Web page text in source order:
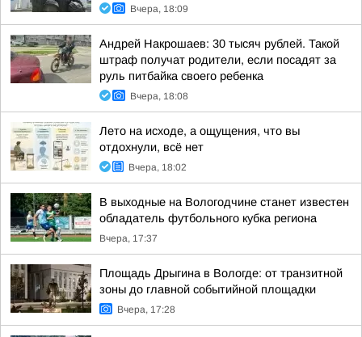
Вчера, 18:09
Андрей Накрошаев: 30 тысяч рублей. Такой
штраф получат родители, если посадят за
руль питбайка своего ребенка
Вчера, 18:08
Лето на исходе, а ощущения, что вы
отдохнули, всё нет
Вчера, 18:02
В выходные на Вологодчине станет известен
обладатель футбольного кубка региона
Вчера, 17:37
Площадь Дрыгина в Вологде: от транзитной
зоны до главной событийной площадки
Вчера, 17:28